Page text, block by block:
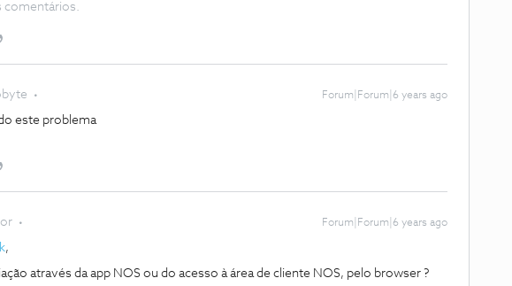
comentários.
Forum|Forum|6 years ago
este problema
Forum|Forum|6 years ago
,
através da app NOS ou do acesso à área de cliente NOS, pelo browser ?